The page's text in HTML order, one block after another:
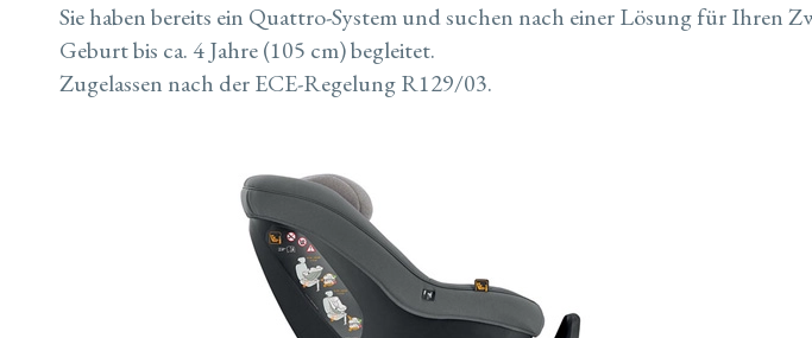
Sie haben bereits ein Quattro-System und suchen nach einer Lösung für
Geburt bis ca. 4 Jahre (105 cm) begleitet.
Zugelassen nach der ECE-Regelung R129/03.